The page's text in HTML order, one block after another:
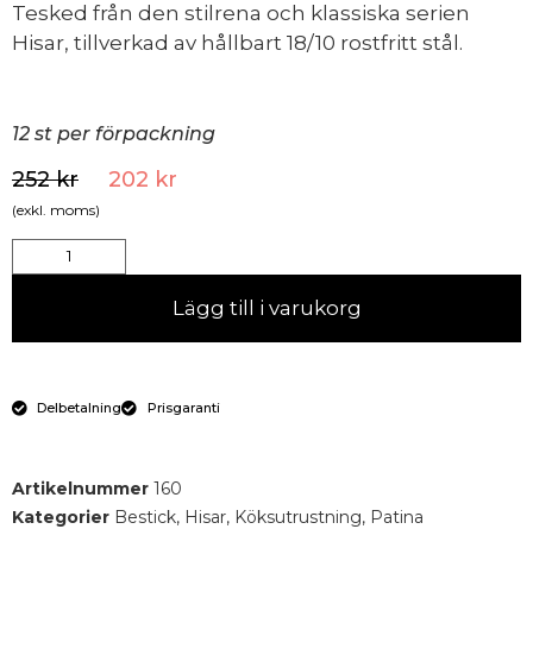
Tesked från den stilrena och klassiska serien
Hisar, tillverkad av hållbart 18/10 rostfritt stål.
12 st per förpackning
252kr 202 kr
(exkl. moms)
Lägg till i varukorg
Delbetalning Prisgaranti
Artikelnummer 160
Kategorier Bestick, Hisar, Köksutrustning, Patina